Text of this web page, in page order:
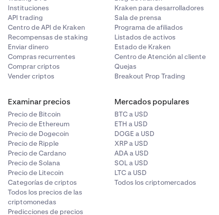
Instituciones
API trading
Centro de API de Kraken
Recompensas de staking
Enviar dinero
Compras recurrentes
Comprar criptos
Vender criptos
Kraken para desarrolladores
Sala de prensa
Programa de afiliados
Listados de activos
Estado de Kraken
Centro de Atención al cliente
Quejas
Breakout Prop Trading
Examinar precios
Precio de Bitcoin
Precio de Ethereum
Precio de Dogecoin
Precio de Ripple
Precio de Cardano
Precio de Solana
Precio de Litecoin
Categorías de criptos
Todos los precios de las
criptomonedas
Predicciones de precios
Mercados populares
BTC a USD
ETH a USD
DOGE a USD
XRP a USD
ADA a USD
SOL a USD
LTC a USD
Todos los criptomercados